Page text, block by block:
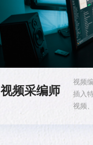
视频采编师
视频
插入
视频